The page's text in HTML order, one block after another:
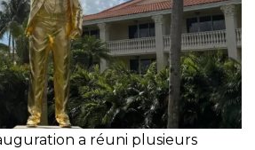
a réuni plusieurs